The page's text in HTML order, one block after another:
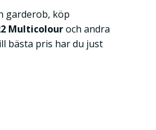
garderob, köp
Multicolouroch andra
bästa pris har du just